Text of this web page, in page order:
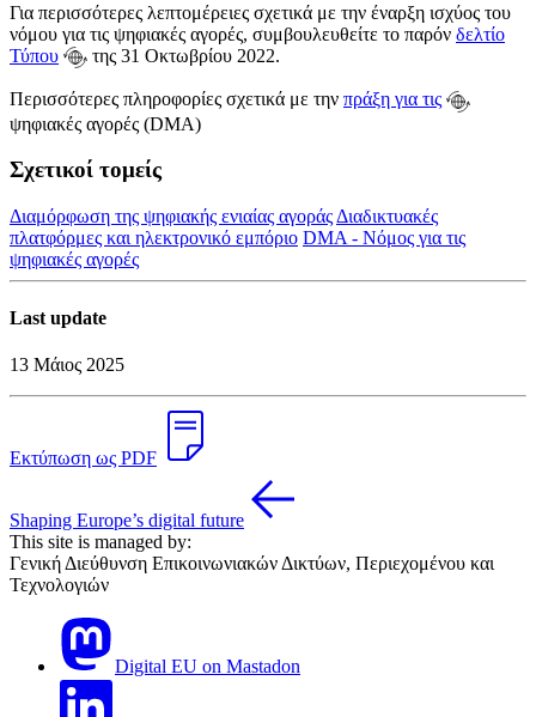
Για περισσότερες λεπτομέρειες σχετικά με την έναρξη ισχύος του
νόμου για τις ψηφιακές αγορές, συμβουλευθείτε το παρόν δελτίο
Τύπου
της 31 Οκτωβρίου 2022.
Περισσότερες πληροφορίες σχετικά με την πράξη για τις
ψηφιακές αγορές (DMA)
Σχετικοί τομείς
Διαμόρφωση της ψηφιακής ενιαίας αγοράς Διαδικτυακές
πλατφόρμες και ηλεκτρονικό εμπόριο DMA - Νόμος για τις
ψηφιακές αγορές
Last update
13 Μάιος 2025
Εκτύπωση ως PDF
Shaping Europe’s digital future
This site is managed by:
Γενική Διεύθυνση Επικοινωνιακών Δικτύων, Περιεχομένου και
Τεχνολογιών
Digital EU on Mastadon